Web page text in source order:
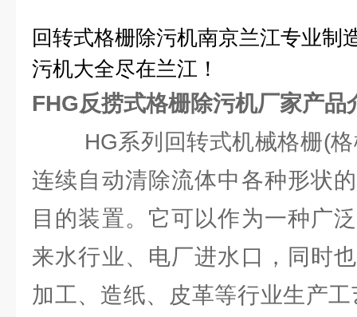
回转式格栅除污机南京兰江专业制
污机大全尽在兰江！
FHG反捞式格栅除污机厂家产品
HG系列回转式机械格栅(格
连续自动清除流体中各种形状
目的装置。它可以作为一种广
来水行业、电厂进水口，同时
加工、造纸、皮革等行业生产